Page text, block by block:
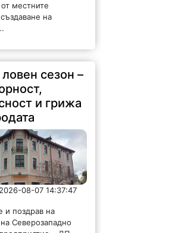
местните
на
сезон –
и грижа
08-07 14:37:47
и поздрав на
Северозападно